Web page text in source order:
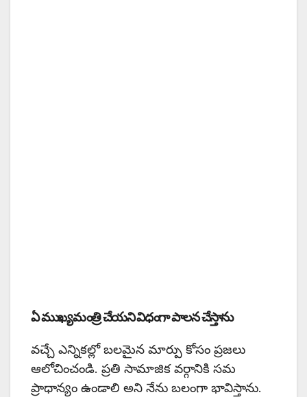
ఏ ముఖ్యమంత్రి చేయని విధంగా పాలన చేస్తాను
వచ్చే ఎన్నికల్లో బలమైన మార్పు కోసం ప్రజలు
ఆలోచించండి. ప్రతి సామాజిక వర్గానికి సమ
ప్రాధాన్యం ఉండాలి అని నేను బలంగా భావిస్తాను.